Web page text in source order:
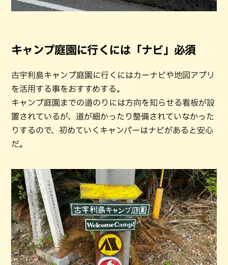
キャンプ庭園に行くには「ナビ」必須
古宇利島キャンプ庭園に行くにはカーナビや地図アプリ
を活用する事をおすすめする。
キャンプ庭園までの道のりには方向を知らせる看板が設
置されているが、道が細かったり整備されていなかった
りするので、初めていくキャンパーはナビがあると安心
だ。